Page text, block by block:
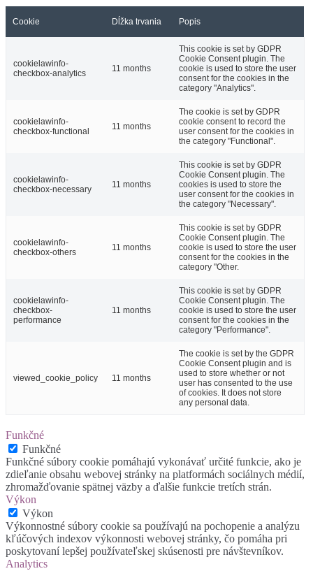
Cookie Dĺžka trvania Popis
cookielawinfo-
checkbox-analytics
11 months
This cookie is set by GDPR
Cookie Consent plugin. The
cookie is used to store the user
consent for the cookies in the
category "Analytics".
cookielawinfo-
checkbox-functional
11 months
The cookie is set by GDPR
cookie consent to record the
user consent for the cookies in
the category "Functional".
cookielawinfo-
checkbox-necessary
11 months
This cookie is set by GDPR
Cookie Consent plugin. The
cookies is used to store the
user consent for the cookies in
the category "Necessary".
cookielawinfo-
checkbox-others
11 months
This cookie is set by GDPR
Cookie Consent plugin. The
cookie is used to store the user
consent for the cookies in the
category "Other.
cookielawinfo-
checkbox-
performance
11 months
This cookie is set by GDPR
Cookie Consent plugin. The
cookie is used to store the user
consent for the cookies in the
category "Performance".
viewed_cookie_policy 11 months
The cookie is set by the GDPR
Cookie Consent plugin and is
used to store whether or not
user has consented to the use
of cookies. It does not store
any personal data.
Funkčné
Funkčné
Funkčné súbory cookie pomáhajú vykonávať určité funkcie, ako je
zdieľanie obsahu webovej stránky na platformách sociálnych médií,
zhromažďovanie spätnej väzby a ďalšie funkcie tretích strán.
Výkon
Výkon
Výkonnostné súbory cookie sa používajú na pochopenie a analýzu
kľúčových indexov výkonnosti webovej stránky, čo pomáha pri
poskytovaní lepšej používateľskej skúsenosti pre návštevníkov.
Analytics